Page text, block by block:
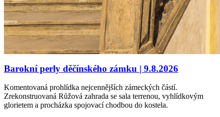
Barokní perly děčínského zámku | 9.8.2026
Komentovaná prohlídka nejcennějších zámeckých částí.
Zrekonstruovaná Růžová zahrada se sala terrenou, vyhlídkovým
glorietem a procházka spojovací chodbou do kostela.